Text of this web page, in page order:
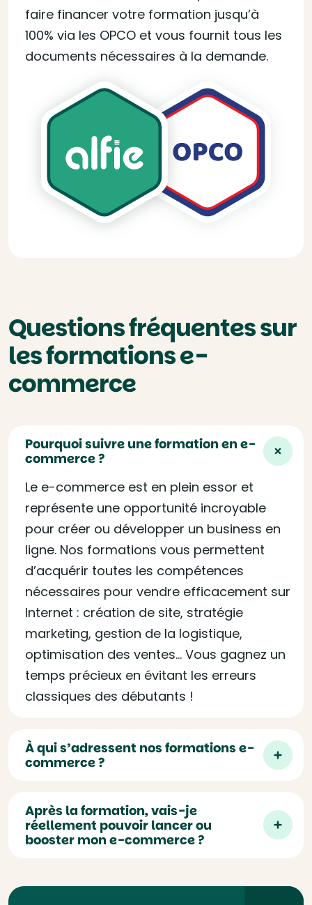
faire financer votre formation jusqu’à
100% via les OPCO et vous fournit tous les
documents nécessaires à la demande.
Questions fréquentes sur
les formations e-
commerce
Pourquoi suivre une formation en e-
commerce ?
Le e-commerce est en plein essor et
représente une opportunité incroyable
pour créer ou développer un business en
ligne. Nos formations vous permettent
d’acquérir toutes les compétences
nécessaires pour vendre efficacement sur
Internet : création de site, stratégie
marketing, gestion de la logistique,
optimisation des ventes… Vous gagnez un
temps précieux en évitant les erreurs
classiques des débutants !
À qui s’adressent nos formations e-
commerce ?
Après la formation, vais-je
réellement pouvoir lancer ou
booster mon e-commerce ?